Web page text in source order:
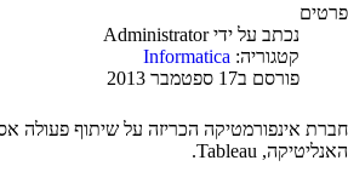
פרטים
נכתב על ידיAdministrator
קטגוריה: Informatica
פורסם ב17 ספטמבר 2013
חברת אינפורמטיקה הכריזה על שיתוף פעולה
האנליטיקה, Tableau.